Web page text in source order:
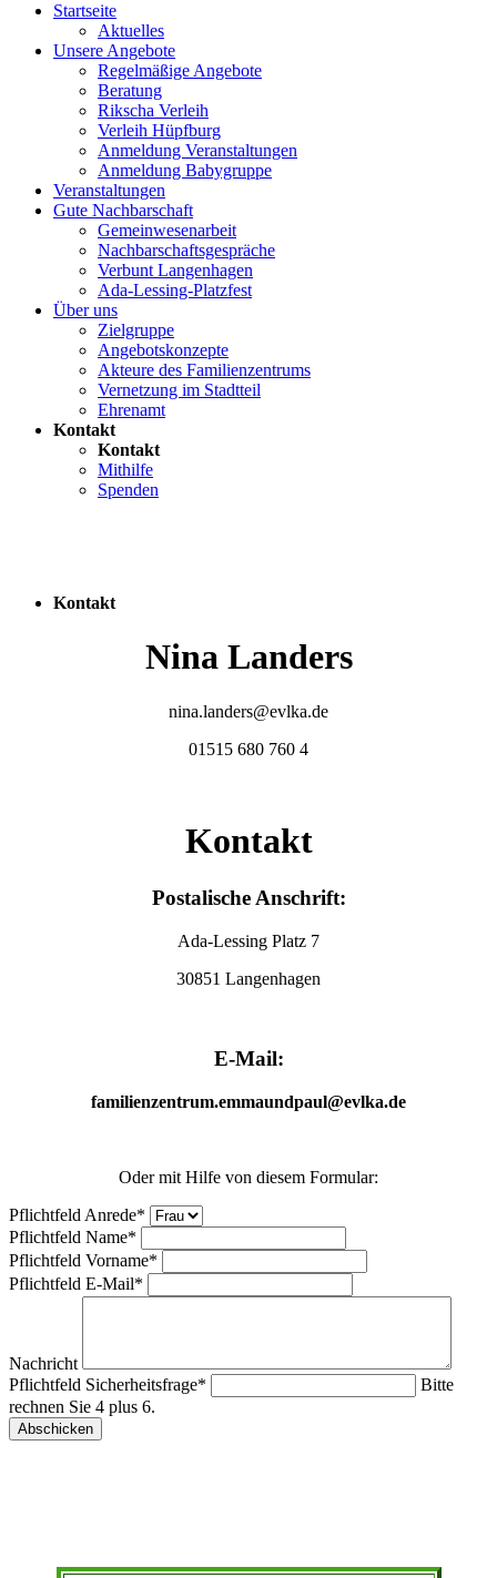
Startseite
Aktuelles
Unsere Angebote
Regelmäßige Angebote
Beratung
Rikscha Verleih
Verleih Hüpfburg
Anmeldung Veranstaltungen
Anmeldung Babygruppe
Veranstaltungen
Gute Nachbarschaft
Gemeinwesenarbeit
Nachbarschaftsgespräche
Verbunt Langenhagen
Ada-Lessing-Platzfest
Über uns
Zielgruppe
Angebotskonzepte
Akteure des Familienzentrums
Vernetzung im Stadtteil
Ehrenamt
Kontakt
Kontakt
Mithilfe
Spenden
Kontakt
Nina Landers
nina.landers@evlka.de
01515 680 760 4
Kontakt
Postalische Anschrift:
Ada-Lessing Platz 7
30851 Langenhagen
E-Mail:
familienzentrum.emmaundpaul@evlka.de
Oder mit Hilfe von diesem Formular:
Pflichtfeld Anrede*
Pflichtfeld Name*
Pflichtfeld Vorname*
Pflichtfeld E-Mail*
Nachricht
Pflichtfeld Sicherheitsfrage*
Bitte
rechnen Sie 4 plus 6.
Abschicken